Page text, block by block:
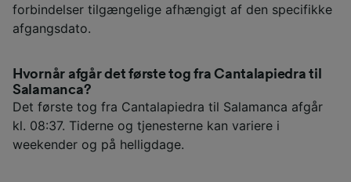
forbindelser tilgængelige afhængigt af den specifikke
afgangsdato.
Hvornår afgår det første tog fra Cantalapiedra til
Salamanca?
Det første tog fra Cantalapiedra til Salamanca afgår
kl. 08:37. Tiderne og tjenesterne kan variere i
weekender og på helligdage.